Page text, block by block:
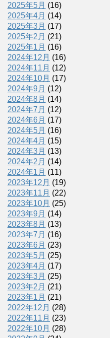
2025年5月 (16)
2025年4月 (14)
2025年3月 (17)
2025年2月 (21)
2025年1月 (16)
2024年12月 (16)
2024年11月 (12)
2024年10月 (17)
2024年9月 (12)
2024年8月 (14)
2024年7月 (12)
2024年6月 (17)
2024年5月 (16)
2024年4月 (15)
2024年3月 (13)
2024年2月 (14)
2024年1月 (11)
2023年12月 (19)
2023年11月 (22)
2023年10月 (25)
2023年9月 (14)
2023年8月 (13)
2023年7月 (16)
2023年6月 (23)
2023年5月 (25)
2023年4月 (17)
2023年3月 (25)
2023年2月 (21)
2023年1月 (21)
2022年12月 (28)
2022年11月 (23)
2022年10月 (28)